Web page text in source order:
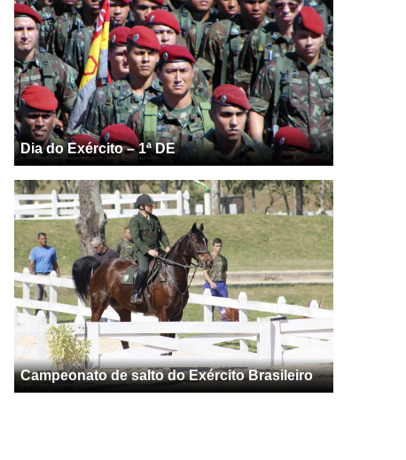
Dia do Exército – 1ª DE
Campeonato de salto do Exército Brasileiro